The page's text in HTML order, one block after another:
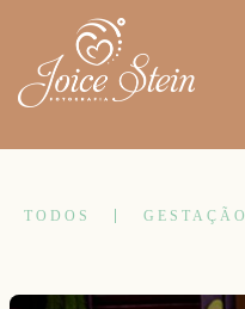
TODOS GESTAÇÃO